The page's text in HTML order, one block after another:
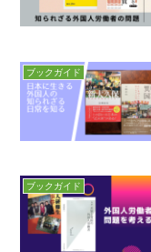
ブックガイド
ブックガイド